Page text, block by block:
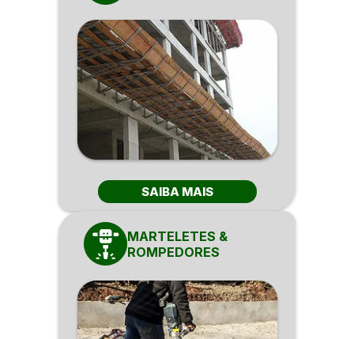
SAIBA MAIS
MARTELETES &
ROMPEDORES